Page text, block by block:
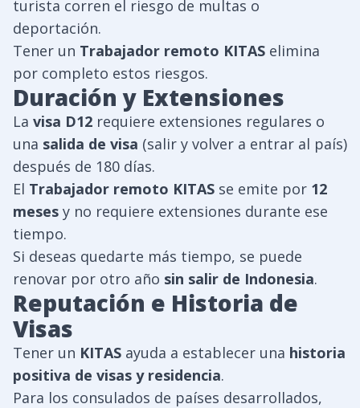
turista corren el riesgo de multas o
deportación.
Tener un Trabajador remoto KITAS elimina
por completo estos riesgos.
Duración y Extensiones
La visa D12 requiere extensiones regulares o
una salida de visa (salir y volver a entrar al país)
después de 180 días.
El Trabajador remoto KITAS se emite por 12
meses y no requiere extensiones durante ese
tiempo.
Si deseas quedarte más tiempo, se puede
renovar por otro año sin salir de Indonesia.
Reputación e Historia de
Visas
Tener un KITAS ayuda a establecer una historia
positiva de visas y residencia.
Para los consulados de países desarrollados,